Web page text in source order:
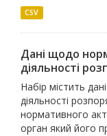
CSV
Дані щодо
діяльності
Набір містить
діяльності
нормативного
орган який його